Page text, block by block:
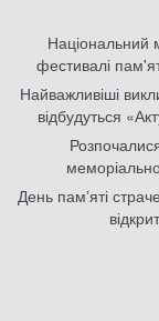
Національний
фестивалі
Найважливіші
відбудуться
День памʼяті